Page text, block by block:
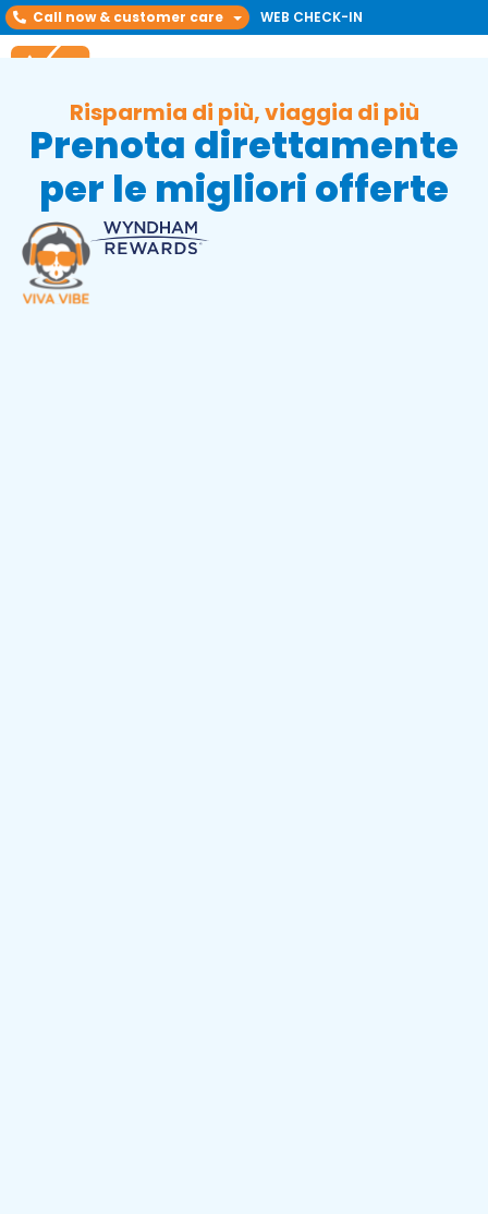
Call now & customer care WEB CHECK-IN
Risparmia di più, viaggia di più
Prenota direttamente
per le migliori offerte